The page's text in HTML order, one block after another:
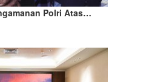
Polri Atas…